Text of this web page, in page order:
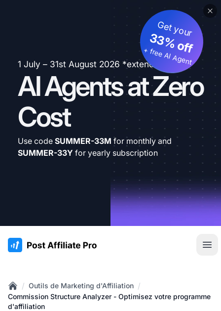
1 July – 31st August 2026 *extended
AI Agents at Zero
Cost
Get your
33% off
+ free AI Agent
Use code SUMMER-33M for monthly and
SUMMER-33Y for yearly subscription
:site.title
Home
/ Outils de Marketing d'Affiliation /
Commission Structure Analyzer - Optimisez votre programme
d'affiliation